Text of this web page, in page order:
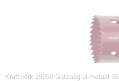
Kraftwerk 19650 Gatzaag bi-metaal 65